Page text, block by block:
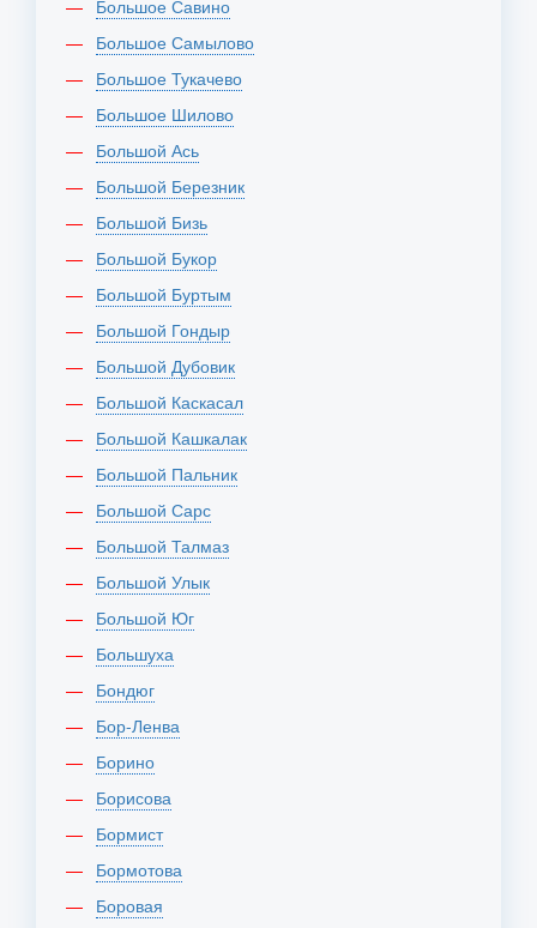
Большое Савино
Большое Самылово
Большое Тукачево
Большое Шилово
Большой Ась
Большой Березник
Большой Бизь
Большой Букор
Большой Буртым
Большой Гондыр
Большой Дубовик
Большой Каскасал
Большой Кашкалак
Большой Пальник
Большой Сарс
Большой Талмаз
Большой Улык
Большой Юг
Большуха
Бондюг
Бор-Ленва
Борино
Борисова
Бормист
Бормотова
Боровая